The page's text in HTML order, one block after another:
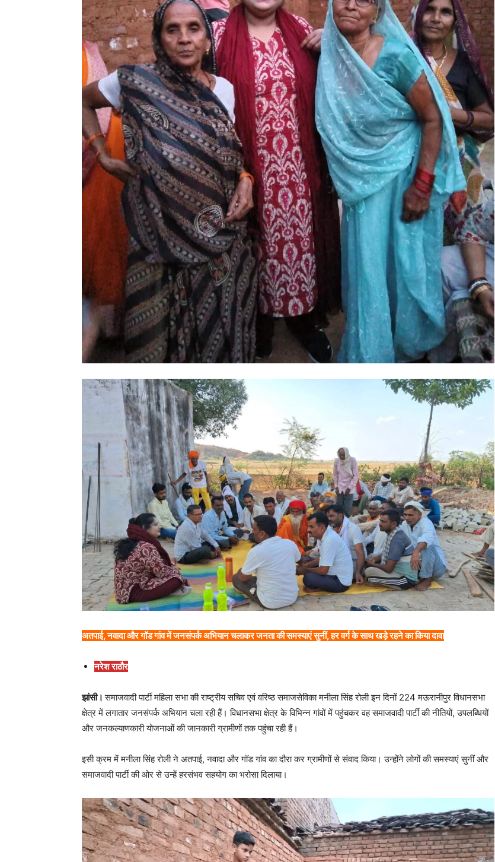
अतपाई, नवादा और गॉड गांव में जनसंपर्क अभियान चलाकर जनता की समस्याएं सुनीं, हर वर्ग के साथ खड़े रहने का किया दावा
नरेश राठौर
झांसी।समाजवादी पार्टी महिला सभा की राष्ट्रीय सचिव एवं वरिष्ठ समाजसेविका मनीला सिंह रोली इन दिनों 224 मऊरानीपुर विधानसभा
क्षेत्र में लगातार जनसंपर्क अभियान चला रही हैं। विधानसभा क्षेत्र के विभिन्न गांवों में पहुंचकर वह समाजवादी पार्टी की नीतियों, उपलब्धियों
और जनकल्याणकारी योजनाओं की जानकारी ग्रामीणों तक पहुंचा रही हैं।
इसी क्रम में मनीला सिंह रोली ने अतपाई, नवादा और गॉड गांव का दौरा कर ग्रामीणों से संवाद किया। उन्होंने लोगों की समस्याएं सुनीं और
समाजवादी पार्टी की ओर से उन्हें हरसंभव सहयोग का भरोसा दिलाया।